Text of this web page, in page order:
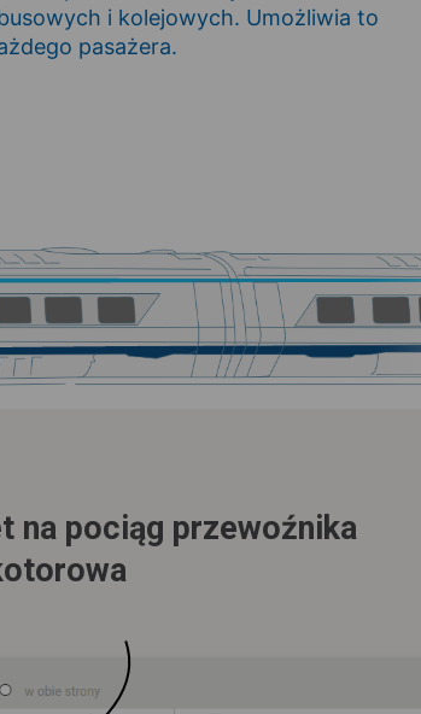
i kolejowych. Umożliwia to
pasażera.
na pociąg przewoźnika